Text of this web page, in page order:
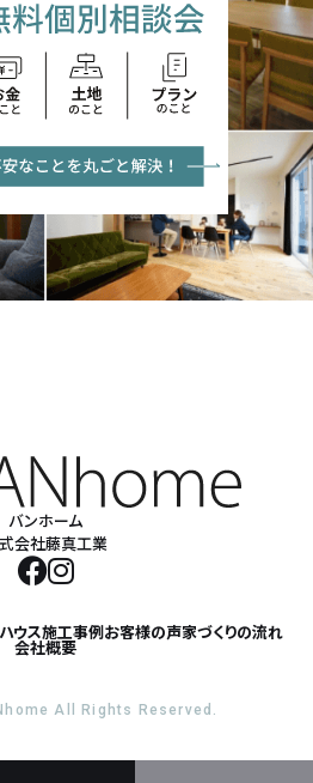
バンホーム
会社藤真工業
ウス施工事例お客様の声家づくりの流れ
会社概要
All Rights Reserved.